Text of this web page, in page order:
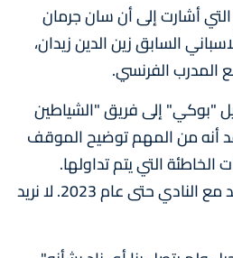
التي أشارت إلى أن سان جرمان
السابق زين الدين زيدان،
المدرب الفرنسي.
"بوكي" إلى فريق "الشياطين
أنه من المهم توضيح الموقف
الخاطئة التي يتم تداولها.
ماوريسيو بوكيتينو متعاقد مع النادي حتى عام 2023. لا نريد